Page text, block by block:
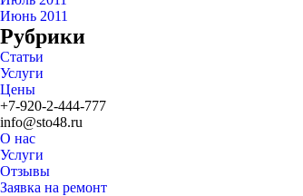
Июнь 2011
Рубрики
Статьи
Услуги
Цены
+7-920-2-444-777
info@sto48.ru
О нас
Услуги
Отзывы
Заявка на ремонт